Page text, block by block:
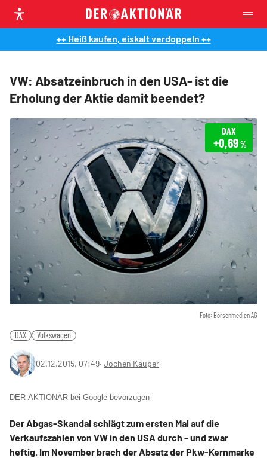
++ Heiß kaufen, eiskalt verdoppeln ++
VW: Absatzeinbruch in den USA- ist die
Erholung der Aktie damit beendet?
Foto: Börsenmedien AG
DAX
+0,69%
DAX Volkswagen
02.12.2015, 07:49‧ Jochen Kauper
DER AKTIONÄR bei Google bevorzugen
Der Abgas-Skandal schlägt zum ersten Mal auf die
Verkaufszahlen von VW in den USA durch - und zwar
heftig. Im November brach der Absatz der Pkw-Kernmarke